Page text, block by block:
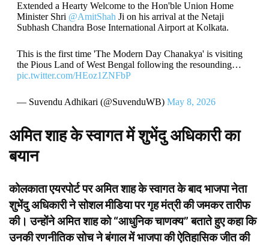
Extended a Hearty Welcome to the Hon'ble Union Home
Minister Shri @AmitShah Ji on his arrival at the Netaji
Subhash Chandra Bose International Airport at Kolkata.
This is the first time 'The Modern Day Chanakya' is visiting
the Pious Land of West Bengal following the resounding…
pic.twitter.com/HEoz1ZNFbP
— Suvendu Adhikari (@SuvenduWB) May 8, 2026
अमित शाह के स्वागत में शुभेंदु अधिकारी का
बयान
कोलकाता एयरपोर्ट पर अमित शाह के स्वागत के बाद भाजपा नेता
शुभेंदु अधिकारी ने सोशल मीडिया पर गृह मंत्री की जमकर तारीफ
की। उन्होंने अमित शाह को “आधुनिक चाणक्य” बताते हुए कहा कि
उनकी रणनीतिक सोच ने बंगाल में भाजपा की ऐतिहासिक जीत की